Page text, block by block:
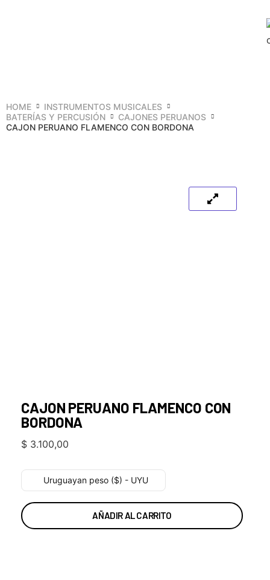
HOME
INSTRUMENTOS MUSICALES
BATERÍAS Y PERCUSIÓN
CAJONES PERUANOS
CAJON PERUANO FLAMENCO CON BORDONA
CAJON PERUANO FLAMENCO CON
BORDONA
$ 3.100,00
Uruguayan peso ($) - UYU
AÑADIR AL CARRITO